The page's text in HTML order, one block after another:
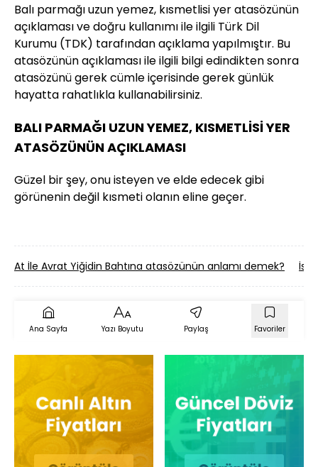
Balı parmağı uzun yemez, kısmetlisi yer atasözünün
açıklaması ve doğru kullanımı ile ilgili Türk Dil
Kurumu (TDK) tarafından açıklama yapılmıştır. Bu
atasözünün açıklaması ile ilgili bilgi edindikten sonra
atasözünü gerek cümle içerisinde gerek günlük
hayatta rahatlıkla kullanabilirsiniz.
BALI PARMAĞI UZUN YEMEZ, KISMETLİSİ YER
ATASÖZÜNÜN AÇIKLAMASI
Güzel bir şey, onu isteyen ve elde edecek gibi
görünenin değil kısmeti olanın eline geçer.
At İle Avrat Yiğidin Bahtına atasözünün anlamı demek?
Ana Sayfa Yazı Boyutu Paylaş Favoriler